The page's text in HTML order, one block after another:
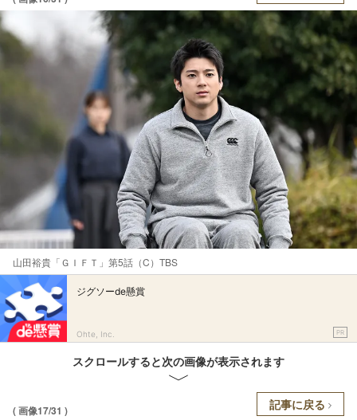
山田裕貴「ＧＩＦＴ」第5話（C）TBS
ジグソーde懸賞
Ohte, Inc. PR
スクロールすると次の画像が表示されます
( 画像17/31 ) 記事に戻る